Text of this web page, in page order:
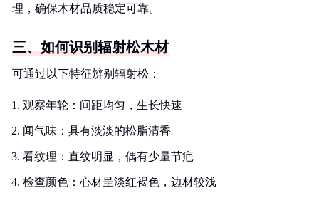
理，确保木材品质稳定可靠。
三、如何识别辐射松木材
可通过以下特征辨别辐射松：
观察年轮：间距均匀，生长快速
闻气味：具有淡淡的松脂清香
看纹理：直纹明显，偶有少量节疤
检查颜色：心材呈淡红褐色，边材较浅